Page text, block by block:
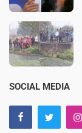
SOCIAL MEDIA